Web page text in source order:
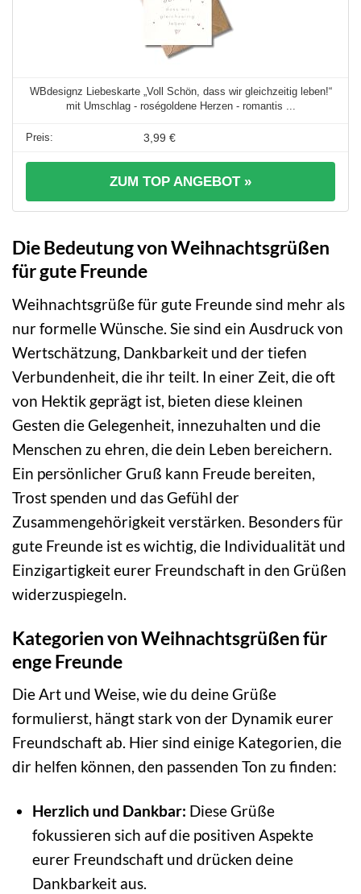
WBdesignz Liebeskarte „Voll Schön, dass wir gleichzeitig leben!“
mit Umschlag - roségoldene Herzen - romantis ...
3,99 €
ZUM TOP ANGEBOT »
Die Bedeutung von Weihnachtsgrüßen
für gute Freunde
Weihnachtsgrüße für gute Freunde sind mehr als
nur formelle Wünsche. Sie sind ein Ausdruck von
Wertschätzung, Dankbarkeit und der tiefen
Verbundenheit, die ihr teilt. In einer Zeit, die oft
von Hektik geprägt ist, bieten diese kleinen
Gesten die Gelegenheit, innezuhalten und die
Menschen zu ehren, die dein Leben bereichern.
Ein persönlicher Gruß kann Freude bereiten,
Trost spenden und das Gefühl der
Zusammengehörigkeit verstärken. Besonders für
gute Freunde ist es wichtig, die Individualität und
Einzigartigkeit eurer Freundschaft in den Grüßen
widerzuspiegeln.
Kategorien von Weihnachtsgrüßen für
enge Freunde
Die Art und Weise, wie du deine Grüße
formulierst, hängt stark von der Dynamik eurer
Freundschaft ab. Hier sind einige Kategorien, die
dir helfen können, den passenden Ton zu finden:
Herzlich und Dankbar: Diese Grüße
fokussieren sich auf die positiven Aspekte
eurer Freundschaft und drücken deine
Dankbarkeit aus.